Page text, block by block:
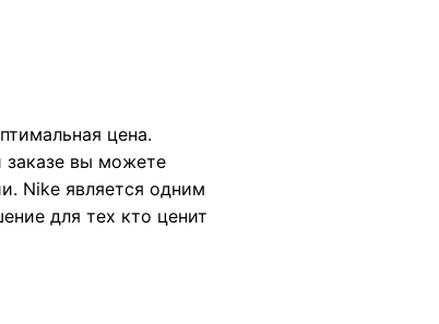
цена.
заказе вы можете
Nike является одним
для тех кто ценит